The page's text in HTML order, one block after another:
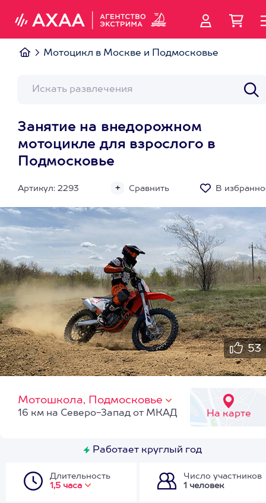
Мотоцикл в Москве и Подмосковье
Занятие на внедорожном
мотоцикле для взрослого в
Подмосковье
Артикул: 2293 Сравнить В
53
Мотошкола, Подмосковье
На карте
16 км на Северо-Запад от МКАД
Работает круглый год
Длительность
1,5 часа
Число участников
1 человек